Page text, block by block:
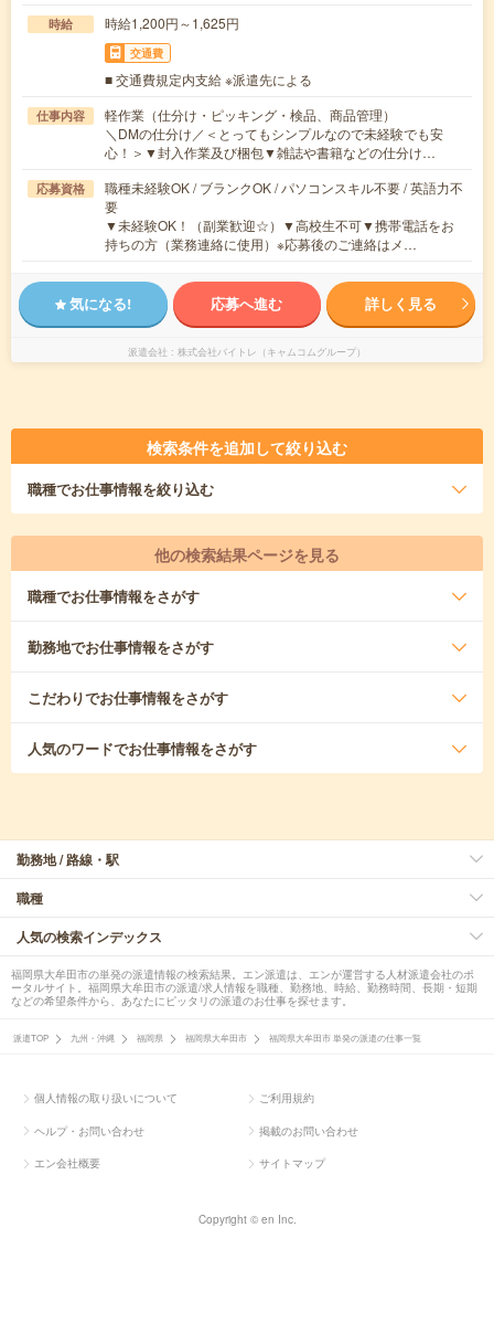
時給 時給1,200円～1,625円
交通費
■ 交通費規定内支給 ※派遣先による
仕事内容
軽作業（仕分け・ピッキング・検品、商品管理）
＼DMの仕分け／＜とってもシンプルなので未経験でも安
心！＞▼封入作業及び梱包▼雑誌や書籍などの仕分け…
応募資格
職種未経験OK / ブランクOK / パソコンスキル不要 / 英語力不
要
▼未経験OK！（副業歓迎☆）▼高校生不可▼携帯電話をお
持ちの方（業務連絡に使用）※応募後のご連絡はメ…
気になる! 応募へ進む 詳しく見る
派遣会社 株式会社バイトレ（キャムコムグループ）
検索条件を追加して絞り込む
職種でお仕事情報を絞り込む
他の検索結果ページを見る
職種でお仕事情報をさがす
勤務地でお仕事情報をさがす
こだわりでお仕事情報をさがす
人気のワードでお仕事情報をさがす
勤務地 / 路線・駅
職種
人気の検索インデックス
福岡県大牟田市の単発の派遣情報の検索結果。エン派遣は、エンが運営する人材派遣会社のポ
ータルサイト。福岡県大牟田市の派遣/求人情報を職種、勤務地、時給、勤務時間、長期・短期
などの希望条件から、あなたにピッタリの派遣のお仕事を探せます。
派遣TOP 九州・沖縄 福岡県 福岡県大牟田市 福岡県大牟田市 単発の派遣の仕事一覧
個人情報の取り扱いについて ご利用規約
ヘルプ・お問い合わせ 掲載のお問い合わせ
エン会社概要 サイトマップ
Copyright © en Inc.